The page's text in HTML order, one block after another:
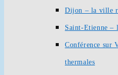
Dijon – la ville
Saint-Etienne –
Conférence sur
thermales